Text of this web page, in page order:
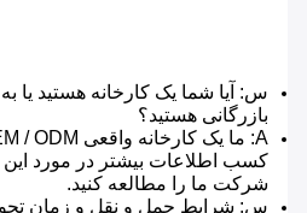
س: آیا شما یک کارخانه هستید
بازرگانی هستید؟
کسب اطلاعات بیشتر در مورد
شرکت ما را مطالعه کنید.
س: شرایط حمل و نقل و زمان